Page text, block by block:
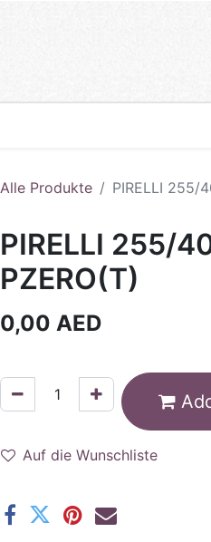
Alle Produkte PIRELLI 255/
PIRELLI 255/
PZERO(T)
0,00 AED
Auf die Wunschliste